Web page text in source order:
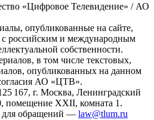
«Цифровое Телевидение» / АО
опубликованные на сайте,
российским и международным
собственности.
в том числе текстовых,
опубликованных на данном
АО «ЦТВ».
167, г. Москва, Ленинградский
помещение XXII, комната 1.
для обращений — law@tlum.ru